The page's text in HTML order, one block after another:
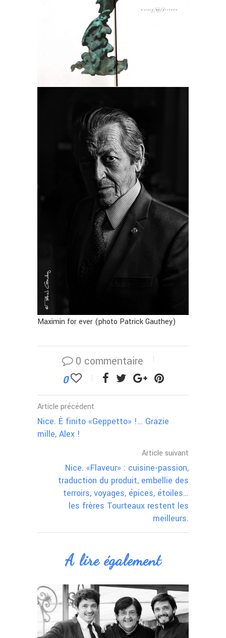
Maximin for ever (photo Patrick Gauthey)
0 commentaire
0
Article précédent
Nice. È finito «Geppetto» !… Grazie
mille, Alex !
Article suivant
Nice. «Flaveur» : cuisine-passion,
traduction du produit, embellie des
terroirs, voyages, épices, étoiles…
les frères Tourteaux restent les
meilleurs.
A lire également